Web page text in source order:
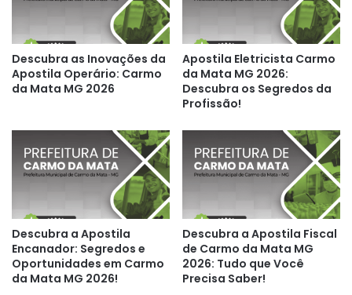
Descubra as Inovações da
Apostila Operário: Carmo
da Mata MG 2026
Apostila Eletricista Carmo
da Mata MG 2026:
Descubra os Segredos da
Profissão!
Descubra a Apostila
Encanador: Segredos e
Oportunidades em Carmo
da Mata MG 2026!
Descubra a Apostila Fiscal
de Carmo da Mata MG
2026: Tudo que Você
Precisa Saber!